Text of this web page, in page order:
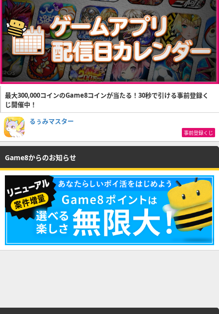
最大300,000コインのGame8コインが当たる！30秒で引ける事前登録く
じ開催中！
るぅみマスター
事前登録くじ
Game8からのお知らせ